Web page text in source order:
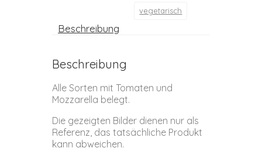
vegetarisch
Beschreibung
Beschreibung
Alle Sorten mit Tomaten und
Mozzarella belegt.
Die gezeigten Bilder dienen nur als
Referenz, das tatsächliche Produkt
kann abweichen.